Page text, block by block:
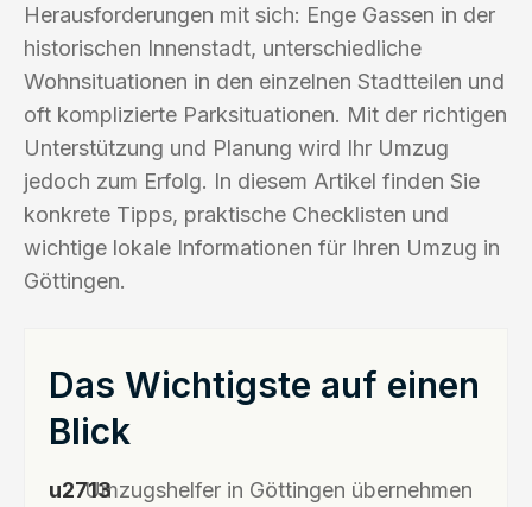
Herausforderungen mit sich: Enge Gassen in der
historischen Innenstadt, unterschiedliche
Wohnsituationen in den einzelnen Stadtteilen und
oft komplizierte Parksituationen. Mit der richtigen
Unterstützung und Planung wird Ihr Umzug
jedoch zum Erfolg. In diesem Artikel finden Sie
konkrete Tipps, praktische Checklisten und
wichtige lokale Informationen für Ihren Umzug in
Göttingen.
Das Wichtigste auf einen
Blick
Umzugshelfer in Göttingen übernehmen